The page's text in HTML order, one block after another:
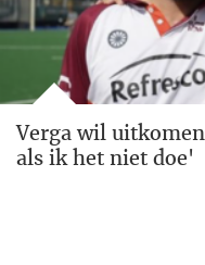
Verga wil
als ik het niet doe'